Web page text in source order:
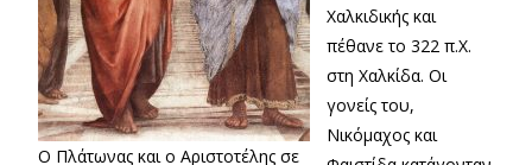
Ο Πλάτωνας και ο Αριστοτέλης σε
Χαλκιδικής και
πέθανε το 322 π.Χ.
στη Χαλκίδα. Οι
γονείς του,
Νικόμαχος και